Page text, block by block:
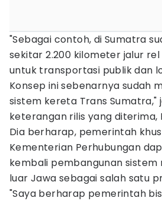
"Sebagai contoh, di Sumatra
sekitar 2.200 kilometer jalur
untuk transportasi publik dan
Konsep ini sebenarnya sudah
sistem kereta Trans Sumatra,"
keterangan rilis yang diterima,
Dia berharap, pemerintah
Kementerian Perhubungan
kembali pembangunan sistem
luar Jawa sebagai salah satu
"Saya berharap pemerintah